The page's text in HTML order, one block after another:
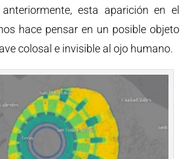
esta aparición en el
hace pensar en un posible objeto
colosal e invisible al ojo humano.